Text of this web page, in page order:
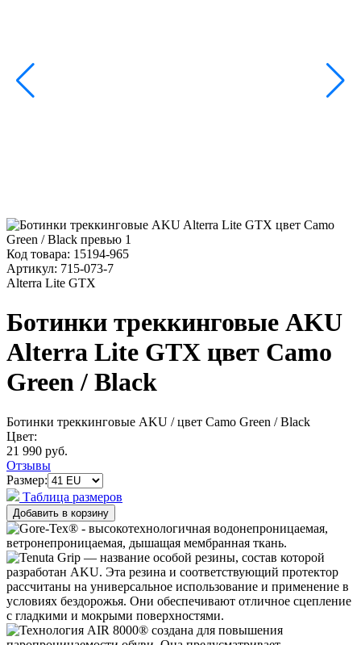
Код товара: 15194-965
Артикул: 715-073-7
Alterra Lite GTX
Ботинки треккинговые AKU
Alterra Lite GTX цвет Camo
Green / Black
Ботинки треккинговые AKU / цвет Camo Green / Black
Цвет:
21 990 руб.
Отзывы
Размер:
Таблица размеров